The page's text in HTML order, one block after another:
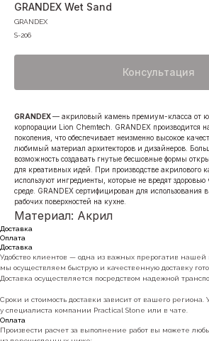
GRANDEX Wet Sand
GRANDEX
S-206
Консультация
GRANDEX— акриловый камень премиум-класса от
корпорации Lion Chemtech. GRANDEX производится
поколения, что обеспечивает неизменно высокое
любимый материал архитекторов и дизайнеров.
возможность создавать гнутые бесшовные формы
для креативных идей. При производстве акрилового
используют ингредиенты, которые не вредят
среде. GRANDEX сертифицирован для
рабочих поверхностей на кухне.
Материал: Акрил
Доставка
Оплата
Доставка
Удобство клиентов — одна из важных прерогатив нашей
мы осуществляем быструю и качественную доставку
Доставка осуществляется посредством надежной
Сроки и стоимость доставки зависит от вашего
у специалиста компании Practical Stone или в чате.
Оплата
Произвести расчет за выполнение работ вы можете